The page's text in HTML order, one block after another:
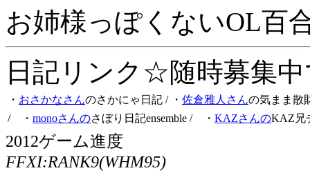
お姉様っぽくないOL百
日記リンク☆随時募集
・ おさかなさんのさかにゃ日記 / ・ 佐倉雅人さんの気まま散
/ ・ monoさんのさぼり日記ensemble / ・ KAZさんのKAZ兄
2012ゲーム進度
FFXI:RANK9(WHM95)